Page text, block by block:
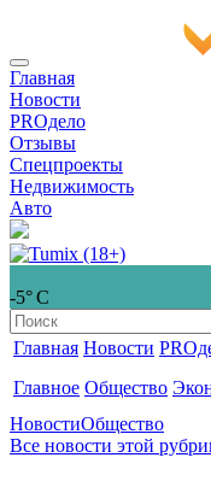
Главная
Новости
PROдело
Отзывы
Спецпроекты
Недвижимость
Авто
-5° С
Главная Новости
Главное Общество
НовостиОбщество
Все новости этой